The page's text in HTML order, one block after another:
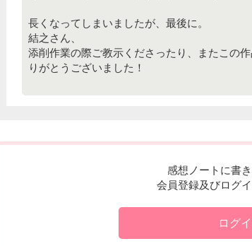
長くなってしまいましたが、最後に。
結之さん、
添削作業の際ご教示くださったり、またこの
りがとうございました！
感想ノートに書
会員登録及びログイ
ログ